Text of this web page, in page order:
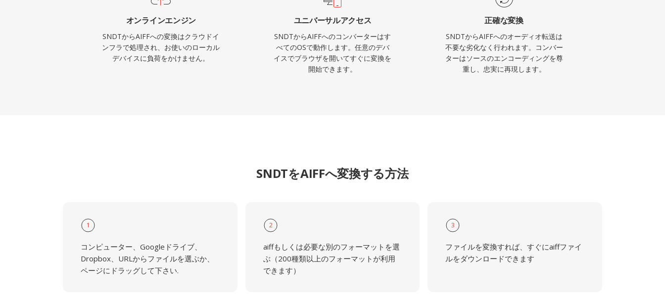
優先する方にとって、AIFFは録音業界全体で信頼できる選択肢で
オンラインエンジン
SNDTからAIFFへの変換はクラウドイ
ンフラで処理され、お使いのローカル
デバイスに負荷をかけません。
ユニバーサルアクセス
SNDTからAIFFへのコンバーターはす
べてのOSで動作します。任意のデバ
イスでブラウザを開いてすぐに変換を
開始できます。
正確な変換
SNDTからAIFFへのオーディオ転送は
不要な劣化なく行われます。コンバー
ターはソースのエンコーディングを尊
重し、忠実に再現します。
SNDTをAIFFへ変換する方法
1
コンピューター、Googleドライブ、
Dropbox、URLからファイルを選ぶか、
ページにドラッグして下さい.
2
aiffもしくは必要な別のフォーマットを選
ぶ（200種類以上のフォーマットが利用
できます）
3
ファイルを変換すれば、すぐにaiffファイ
ルをダウンロードできます